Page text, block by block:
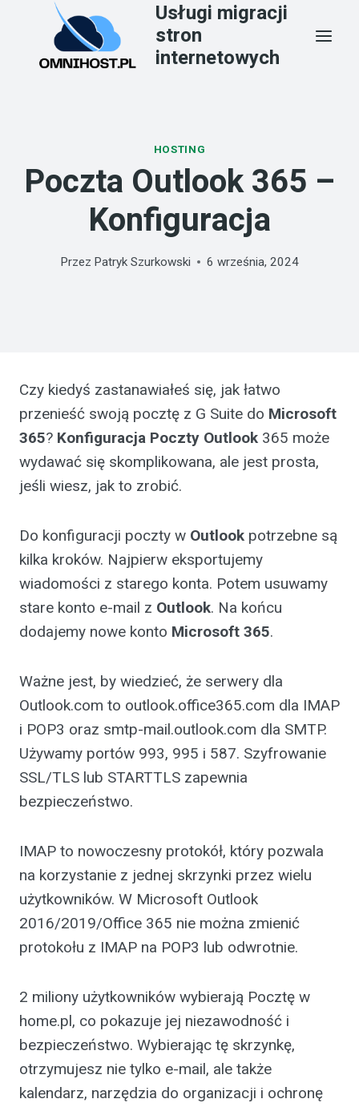
Usługi migracji
stron
internetowych
HOSTING
Poczta Outlook 365 –
Konfiguracja
Przez Patryk Szurkowski 6 września, 2024
Czy kiedyś zastanawiałeś się, jak łatwo
przenieść swoją pocztę z G Suite do Microsoft
365? Konfiguracja Poczty Outlook 365 może
wydawać się skomplikowana, ale jest prosta,
jeśli wiesz, jak to zrobić.
Do konfiguracji poczty w Outlook potrzebne są
kilka kroków. Najpierw eksportujemy
wiadomości z starego konta. Potem usuwamy
stare konto e-mail z Outlook. Na końcu
dodajemy nowe konto Microsoft 365.
Ważne jest, by wiedzieć, że serwery dla
Outlook.com to outlook.office365.com dla IMAP
i POP3 oraz smtp-mail.outlook.com dla SMTP.
Używamy portów 993, 995 i 587. Szyfrowanie
SSL/TLS lub STARTTLS zapewnia
bezpieczeństwo.
IMAP to nowoczesny protokół, który pozwala
na korzystanie z jednej skrzynki przez wielu
użytkowników. W Microsoft Outlook
2016/2019/Office 365 nie można zmienić
protokołu z IMAP na POP3 lub odwrotnie.
2 miliony użytkowników wybierają Pocztę w
home.pl, co pokazuje jej niezawodność i
bezpieczeństwo. Wybierając tę skrzynkę,
otrzymujesz nie tylko e-mail, ale także
kalendarz, narzędzia do organizacji i ochronę